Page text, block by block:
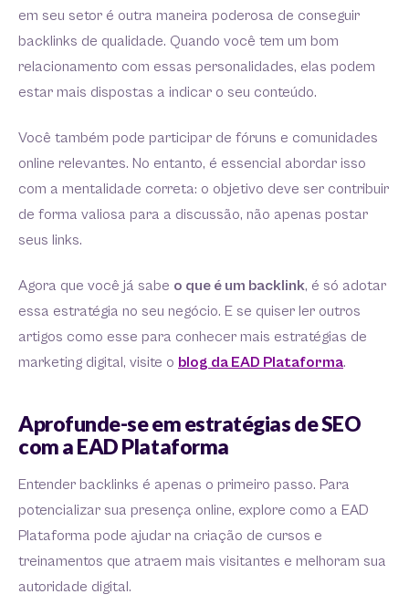
em seu setor é outra maneira poderosa de conseguir
backlinks de qualidade. Quando você tem um bom
relacionamento com essas personalidades, elas podem
estar mais dispostas a indicar o seu conteúdo.
Você também pode participar de fóruns e comunidades
online relevantes. No entanto, é essencial abordar isso
com a mentalidade correta: o objetivo deve ser contribuir
de forma valiosa para a discussão, não apenas postar
seus links.
Agora que você já sabe o que é um backlink, é só adotar
essa estratégia no seu negócio. E se quiser ler outros
artigos como esse para conhecer mais estratégias de
marketing digital, visite o blog da EAD Plataforma.
Aprofunde-se em estratégias de SEO
com a EAD Plataforma
Entender backlinks é apenas o primeiro passo. Para
potencializar sua presença online, explore como a EAD
Plataforma pode ajudar na criação de cursos e
treinamentos que atraem mais visitantes e melhoram sua
autoridade digital.